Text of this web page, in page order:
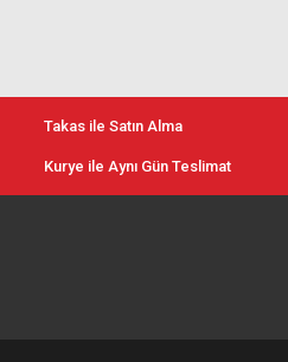
Takas ile Satın Alma
Kurye ile Aynı Gün Teslimat